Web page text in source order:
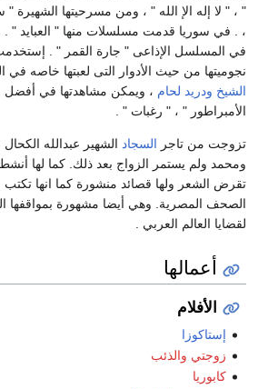
، " لا إله الإ الله " ، ومن مسرحيتها الشهيرة "
المسلسل الإذاعى " جارة القمر " . إستخدمت
من حيث الأدوار التى لعبتها خاصه في
ودريد لحام ، ويمكن مشاهدتها في أفضل
" ، " رغبات " .
من تاجرالسجادالشهير عبدالله الكحال ولها
ولم يستمر الزواج بعد ذلك. كما لها أنشطة
الشعر ولها قصائد منشورة كما انها تكتب
المصرية. وهي أيضا مشهورة بمواقفها
العالم العربي .
أعمالها
الأفلام
إستاكوزا
زوجتي والذئب
كابوريا